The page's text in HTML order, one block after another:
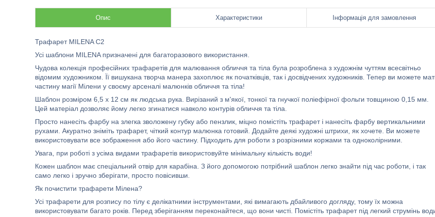
Опис Характеристики Інформація для замовлення
Трафарет MILENA C2
Усі шаблони MILENA призначені для багаторазового використання.
Чудова колекція професійних трафаретів для малювання обличчя та тіла була розроблена з художнім чуттям всесвітньо
відомим художником. Її вишукана творча манера захоплює як початківців, так і досвідчених художників. Тепер ви можете
частину магії Мілени у своєму арсеналі малюнків обличчя та тіла!
Шаблон розміром 6,5 х 12 см як людська рука. Вирізаний з м'якої, тонкої та гнучкої поліефірної фольги товщиною 0,15 мм.
Цей матеріал дозволяє йому легко згинатися навколо контурів обличчя та тіла.
Просто нанесіть фарбу на злегка зволожену губку або пензлик, міцно помістіть трафарет і нанесіть фарбу вертикальними
рухами. Акуратно зніміть трафарет, чіткий контур малюнка готовий. Додайте деякі художні штрихи, як хочете. Ви можете
використовувати все зображення або його частину. Підходить для роботи з розрізними коржами та одноколірними.
Увага, при роботі з усіма видами трафаретів використовуйте мінімальну кількість води!
Кожен шаблон має спеціальний отвір для карабіна. З його допомогою потрібний шаблон легко знайти під час роботи, і так
само легко і зручно зберігати, просто повісивши.
Як почистити трафарети Мілена?
Усі трафарети для розпису по тілу є делікатними інструментами, які вимагають дбайливого догляду, тому їх можна
використовувати багато років. Перед зберіганням переконайтеся, що вони чисті. Помістіть трафарет під легкий струмінь